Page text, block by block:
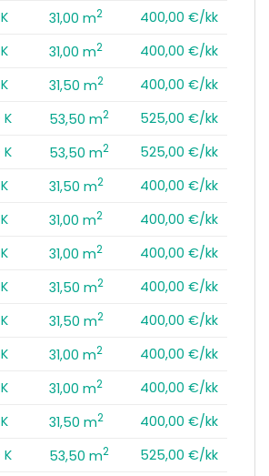
31,00 m2
400,00 €/kk
31,00 m2
400,00 €/kk
31,50 m2
400,00 €/kk
K 53,50 m2
525,00 €/kk
K 53,50 m2
525,00 €/kk
31,50 m2
400,00 €/kk
31,00 m2
400,00 €/kk
31,00 m2
400,00 €/kk
31,50 m2
400,00 €/kk
31,50 m2
400,00 €/kk
31,00 m2
400,00 €/kk
31,00 m2
400,00 €/kk
31,50 m2
400,00 €/kk
K 53,50 m2
525,00 €/kk